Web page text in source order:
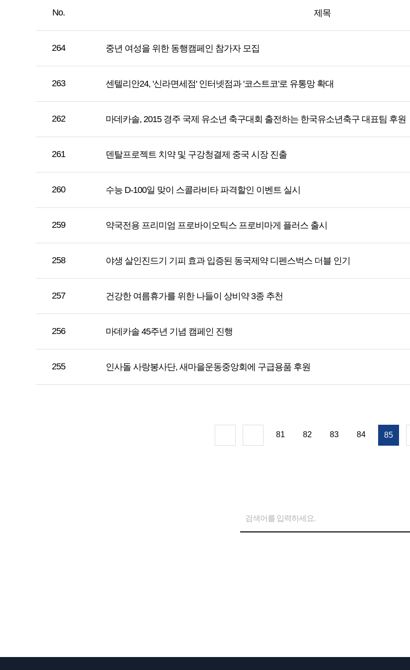
No. 제목
264 중년 여성을 위한 동행캠페인 참가자 모집
263 센텔리안24, '신라면세점' 인터넷점과 '코스트코'로 유통망 확대
262 마데카솔, 2015 경주 국제 유소년 축구대회 출전하는 한국유소년축구 대표팀 후원
261 덴탈프로젝트 치약 및 구강청결제 중국 시장 진출
260 수능 D-100일 맞이 스콜라비타 파격할인 이벤트 실시
259 약국전용 프리미엄 프로바이오틱스 프로비마게 플러스 출시
258 야생 살인진드기 기피 효과 입증된 동국제약 디펜스벅스 더블 인기
257 건강한 여름휴가를 위한 나들이 상비약 3종 추천
256 마데카솔 45주년 기념 캠페인 진행
255 인사돌 사랑봉사단, 새마을운동중앙회에 구급용품 후원
81 82 83 84 85